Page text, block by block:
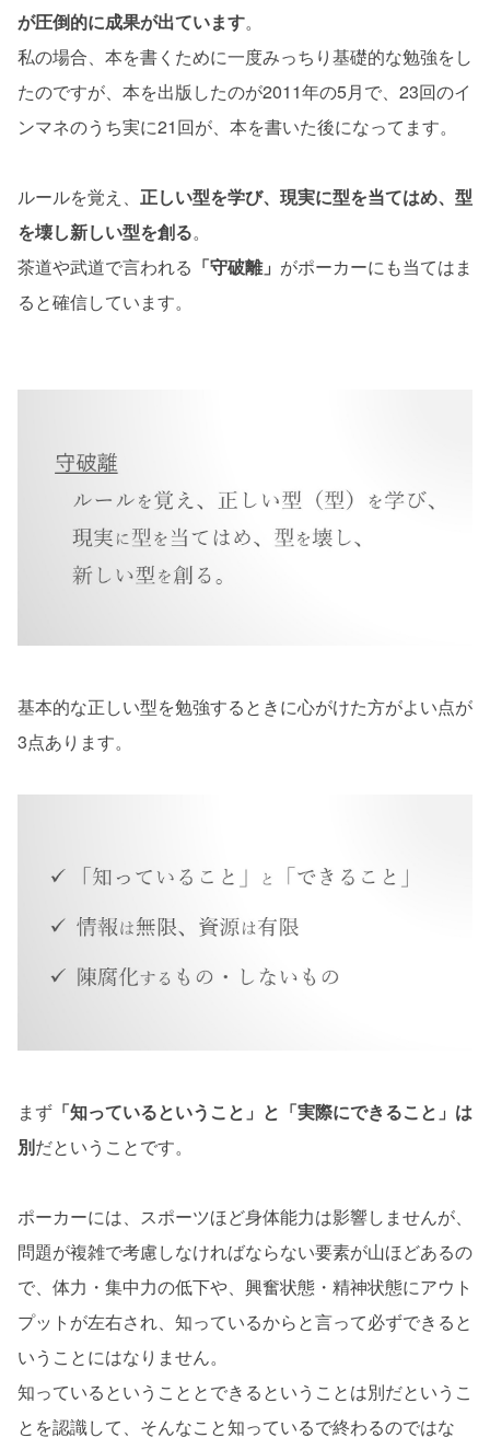
が圧倒的に成果が出ています。
私の場合、本を書くために一度みっちり基礎的な勉強をし
たのですが、本を出版したのが2011年の5月で、23回のイ
ンマネのうち実に21回が、本を書いた後になってます。
ルールを覚え、 正しい型を学び、現実に型を当てはめ、型
を壊し新しい型を創る。
茶道や武道で言われる 「守破離」 がポーカーにも当てはま
ると確信しています。
基本的な正しい型を勉強するときに心がけた方がよい点が
3点あります。
まず 「知っているということ」と「実際にできること」は
別だということです。
ポーカーには、スポーツほど身体能力は影響しませんが、
問題が複雑で考慮しなければならない要素が山ほどあるの
で、体力・集中力の低下や、興奮状態・精神状態にアウト
プットが左右され、知っているからと言って必ずできると
いうことにはなりません。
知っているということとできるということは別だというこ
とを認識して、そんなこと知っているで終わるのではな